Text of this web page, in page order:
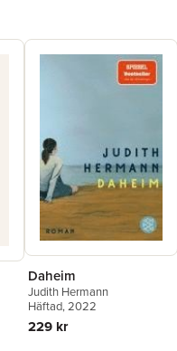
Daheim
Judith Hermann
Häftad, 2022
229 kr